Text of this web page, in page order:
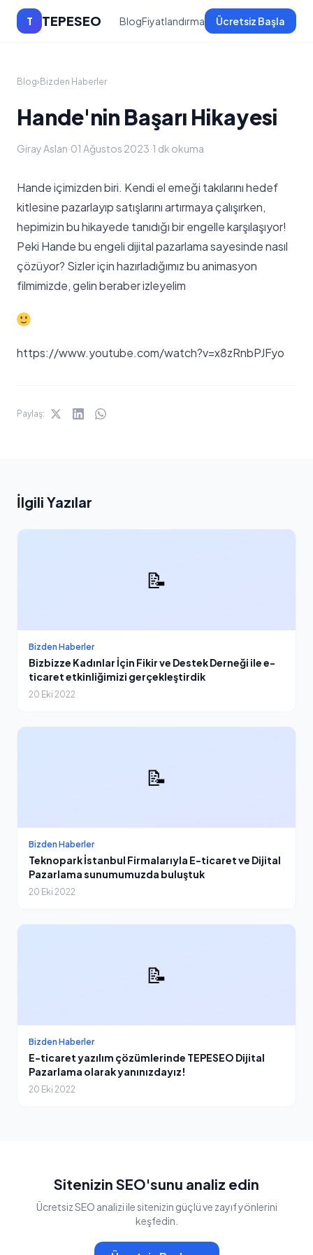
T TEPESEO BlogFiyatlandırma Ücretsiz Başla
Blog› Bizden Haberler
Hande'nin Başarı Hikayesi
Giray Aslan·01 Ağustos 2023·1 dk okuma
Hande içimizden biri. Kendi el emeği takılarını hedef
kitlesine pazarlayıp satışlarını artırmaya çalışırken,
hepimizin bu hikayede tanıdığı bir engelle karşılaşıyor!
Peki Hande bu engeli dijital pazarlama sayesinde nasıl
çözüyor? Sizler için hazırladığımız bu animasyon
filmimizde, gelin beraber izleyelim
https://www.youtube.com/watch?v=x8zRnbPJFyo
Paylaş:
İlgili Yazılar
📝
Bizden Haberler
Bizbizze Kadınlar İçin Fikir ve Destek Derneği ile e-
ticaret etkinliğimizi gerçekleştirdik
20 Eki 2022
📝
Bizden Haberler
Teknopark İstanbul Firmalarıyla E-ticaret ve Dijital
Pazarlama sunumumuzda buluştuk
20 Eki 2022
📝
Bizden Haberler
E-ticaret yazılım çözümlerinde TEPESEO Dijital
Pazarlama olarak yanınızdayız!
20 Eki 2022
Sitenizin SEO'sunu analiz edin
Ücretsiz SEO analizi ile sitenizin güçlü ve zayıf yönlerini
keşfedin.